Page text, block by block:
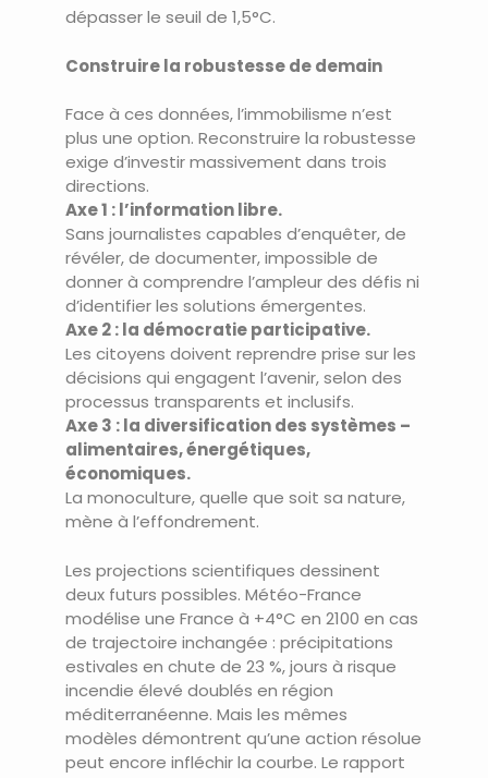
dépasser le seuil de 1,5°C.
Construire la robustesse de demain
Face à ces données, l’immobilisme n’est
plus une option. Reconstruire la robustesse
exige d’investir massivement dans trois
directions.
Axe 1 : l’information libre.
Sans journalistes capables d’enquêter, de
révéler, de documenter, impossible de
donner à comprendre l’ampleur des défis ni
d’identifier les solutions émergentes.
Axe 2 : la démocratie participative.
Les citoyens doivent reprendre prise sur les
décisions qui engagent l’avenir, selon des
processus transparents et inclusifs.
Axe 3 : la diversification des systèmes –
alimentaires, énergétiques,
économiques.
La monoculture, quelle que soit sa nature,
mène à l’effondrement.
Les projections scientifiques dessinent
deux futurs possibles. Météo-France
modélise une France à +4°C en 2100 en cas
de trajectoire inchangée : précipitations
estivales en chute de 23 %, jours à risque
incendie élevé doublés en région
méditerranéenne. Mais les mêmes
modèles démontrent qu’une action résolue
peut encore infléchir la courbe. Le rapport